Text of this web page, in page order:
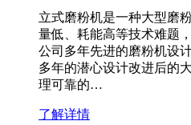
立式磨粉机是一种大型磨
量低、耗能高等技术难题
公司多年先进的磨粉机设
多年的潜心设计改进后的
理可靠的…
了解详情